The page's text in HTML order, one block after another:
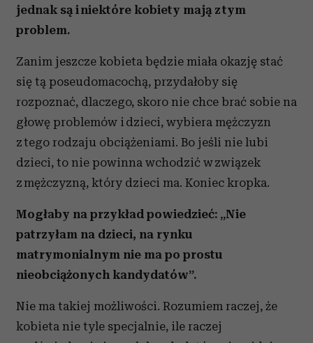
jednak są i niektóre kobiety mają z tym
problem.
Zanim jeszcze kobieta będzie miała okazję stać
się tą poseudomacochą, przydałoby się
rozpoznać, dlaczego, skoro nie chce brać sobie na
głowę problemów i dzieci, wybiera mężczyzn
z tego rodzaju obciążeniami. Bo jeśli nie lubi
dzieci, to nie powinna wchodzić w związek
z mężczyzną, który dzieci ma. Koniec kropka.
Mogłaby na przykład powiedzieć: „Nie
patrzyłam na dzieci, na rynku
matrymonialnym nie ma po prostu
nieobciążonych kandydatów”.
Nie ma takiej możliwości. Rozumiem raczej, że
kobieta nie tyle specjalnie, ile raczej